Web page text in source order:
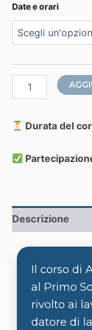
Date e orari
Aggiornamento
Addetti
soccorso
aziende
del
C
quantità
Durata del
Descrizione
Il corso di
al Primo
rivolto ai
datore di